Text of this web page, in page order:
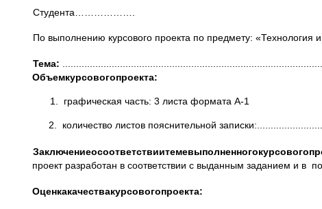
Студента……………….
По выполнению курсового проекта по предмету: «Технология
Тема: ...............................................................................................
Объемкурсовогопроекта:
1. графическая часть: 3 листа формата А-1
2. количество листов пояснительной
Заключениеосоответствиитемевыполненногокурсового
проект разработан в соответствии с выданным заданием и в
Оценкакачествакурсовогопроекта: